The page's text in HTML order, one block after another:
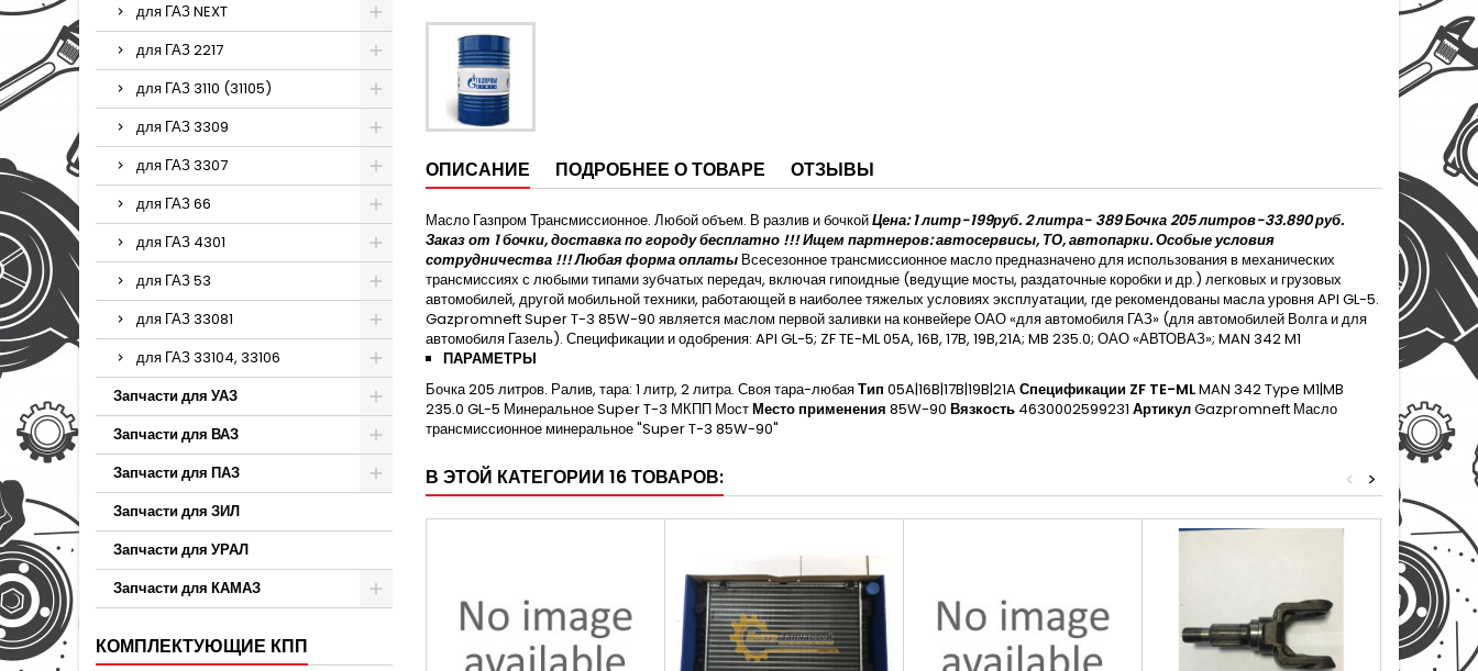
для ГАЗ NEXT
для ГАЗ 2217
для ГАЗ 3110 (31105)
для ГАЗ 3309
для ГАЗ 3307
для ГАЗ 66
для ГАЗ 4301
для ГАЗ 53
для ГАЗ 33081
для ГАЗ 33104, 33106
Запчасти для УАЗ
Запчасти для ВАЗ
Запчасти для ПАЗ
Запчасти для ЗИЛ
Запчасти для УРАЛ
Запчасти для КАМАЗ
КОМПЛЕКТУЮЩИЕ КПП
ОПИСАНИЕ ПОДРОБНЕЕ О ТОВАРЕ ОТЗЫВЫ
Масло Газпром Трансмиссионное. Любой объем. В разлив и бочкойЦена: 1 литр-199руб. 2 литра- 389 Бочка 205 литров-33.890 руб.
Заказ от 1 бочки, доставка по городу бесплатно !!! Ищем партнеров: автосервисы, ТО, автопарки. Особые условия
сотрудничества !!! Любая форма оплаты Всесезонное трансмиссионное масло предназначено для использования в механических
трансмиссиях с любыми типами зубчатых передач, включая гипоидные (ведущие мосты, раздаточные коробки и др.) легковых и грузовых
автомобилей, другой мобильной техники, работающей в наиболее тяжелых условиях эксплуатации, где рекомендованы масла уровня API GL-5.
Gazpromneft Super T-3 85W-90 является маслом первой заливки на конвейере ОАО «для автомобиля ГАЗ» (для автомобилей Волга и для
автомобиля Газель). Спецификации и одобрения: API GL-5; ZF TE-ML 05A, 16B, 17B, 19B,21A; MB 235.0; ОАО «АВТОВАЗ»; MAN 342 M1
ПАРАМЕТРЫ
Бочка 205 литров. Ралив, тара: 1 литр, 2 литра. Своя тара-любаяТип 05A|16B|17B|19B|21AСпецификации ZF TE-MLMAN 342 Type M1|MB
235.0 GL-5 Минеральное Super T-3 МКПП МостМесто применения 85W-90 Вязкость 4630002599231 АртикулGazpromneft Масло
трансмиссионное минеральное "Super T-3 85W-90"
В ЭТОЙ КАТЕГОРИИ 16 ТОВАРОВ: >
<